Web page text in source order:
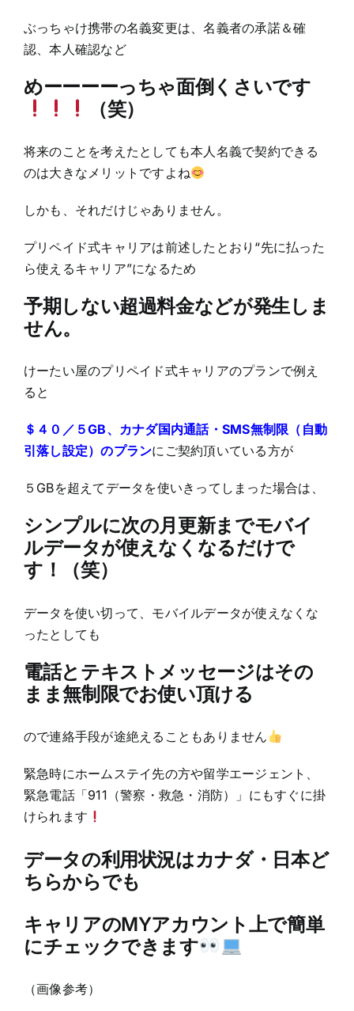
ぶっちゃけ携帯の名義変更は、名義者の承諾＆確
認、本人確認など
めーーーーっちゃ面倒くさいです
（笑）
将来のことを考えたとしても本人名義で契約できる
のは大きなメリットですよね
しかも、それだけじゃありません。
プリペイド式キャリアは前述したとおり“先に払った
ら使えるキャリア”になるため
予期しない超過料金などが発生しま
せん。
けーたい屋のプリペイド式キャリアのプランで例え
ると
＄４０／５GB、カナダ国内通話・SMS無制限（自動
引落し設定）のプランにご契約頂いている方が
５GBを超えてデータを使いきってしまった場合は、
シンプルに次の月更新までモバイ
ルデータが使えなくなるだけで
す！（笑）
データを使い切って、モバイルデータが使えなくな
ったとしても
電話とテキストメッセージはその
まま無制限でお使い頂ける
ので連絡手段が途絶えることもありません
緊急時にホームステイ先の方や留学エージェント、
緊急電話「911（警察・救急・消防）」にもすぐに掛
けられます
データの利用状況はカナダ・日本ど
ちらからでも
キャリアのMYアカウント上で簡単
にチェックできます
（画像参考）